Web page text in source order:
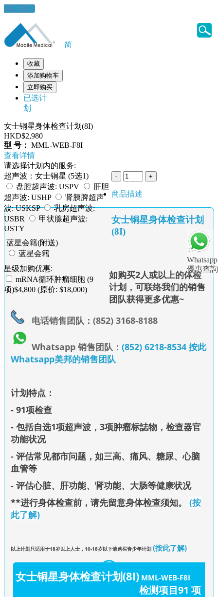
健康錦囊
Whatsapp
優惠查詢
简
收藏
添加购物车
立即购买
已选计
划
女士铜星身体检查计划(8I)
HKD$2,980
型 号： MML-WEB-F8I
查看详情
请选择计划内的服务:
超声波：女士铜星 (5选1)
盘腔超声波: USPV
肝胆
超声波: USHP
肾胰脾超声
波: USKSP
乳房超声波:
USBR
甲状腺超声波:
USTY
蓝星会籍(附送)
蓝星会籍
星级加购优惠:
mRNA循环肿瘤细胞 (9
项)$4,800 (原价: $18,000)
商品描述
女士铜星身体检查计划
(8I)
如购买2人或以上的体检
计划，可联络我们的销售
团队获得更多优惠~
电话销售团队：(852) 3168-8188
Whatsapp 销售团队：(852) 6218-8534 按此
Whatsapp美邦的销售团队
计划特点：
- 91项检查
- 包括自选1项超声波，3项肿瘤标誌物，检查器官
功能状况
- 评估常见都市问题，如三高、痛风、糖尿、心脑
血管等
- 评估心脏、肝功能、肾功能、大肠等健康状况
**进行身体检查前，请先留意身体检查须知。
(按
此了解)
以上计划只适用于18岁以上人士，10-18岁以下请购买青少年计划 (按此了解)
女士铜星身体检查计划(8I) MML-WEB-F8I
检测项目91 项